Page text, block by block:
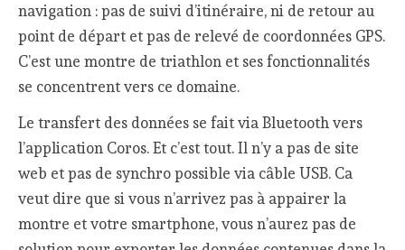
navigation : pas de suivi d’itinéraire, ni de retour au
point de départ et pas de relevé de coordonnées GPS.
C’est une montre de triathlon et ses fonctionnalités
se concentrent vers ce domaine.
Le transfert des données se fait via Bluetooth vers
l’application Coros. Et c’est tout. Il n’y a pas de site
web et pas de synchro possible via câble USB. Ca
veut dire que si vous n’arrivez pas à appairer la
montre et votre smartphone, vous n’aurez pas de